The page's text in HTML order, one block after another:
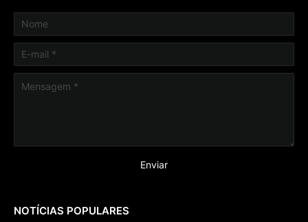
NOTÍCIAS POPULARES